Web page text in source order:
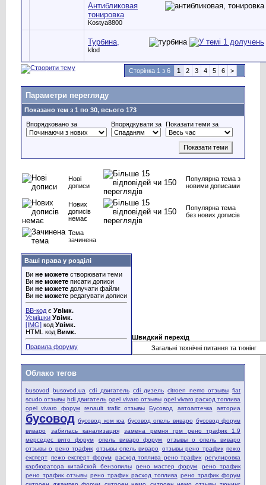
Антибликовая
тонировка
Kostya8800
Турбина,
klod
Сторінка 1 з 6 1 2 3 4 5 6 >
Параметри перегляду
Показано тем з 1 по 30, всього 173
Впорядковано за
Впорядкувати за Показати теми за
Нові
дописи
Популярна тема з
новими дописами
Нових
дописів
немає
Популярна тема
без нових дописів
Тема
зачинена
Ваші права у розділі
Ви не можете створювати теми
Ви не можете писати дописи
Ви не можете долучати файли
Ви не можете редагувати дописи
BB-код є Увімк.
Усмішки Увімк.
[IMG] код Увімк.
HTML код Вимк.
Правила форуму
Швидкий перехід
Облако тегов
busovod busovod.ua cdi двигатель cdi дизель citroen nemo отзывы fiat
scudo отзывы hdi двигатель opel vivaro отзывы opel vivaro расход топлива
opel vivaro форум
renault trafic отзывы Бусовод автоаптечка авториа
бусовод бусовод ком юа бусовод опель виваро бусовод форум
виваро
забилась канализация
замена ремня грм рено трафик 1.9
мерседес вито форум
опель виваро форум
отзывы о опель виваро
отзывы о рено трафик отзывы опель виваро отзывы рено трафик пежо
експерт пежо експерт форум расход топлива рено трафик регулировка
карбюратора китайской бензопилы
рено мастер форум
рено трафик
рено трафик отзывы рено трафик расход топлива рено трафик форум